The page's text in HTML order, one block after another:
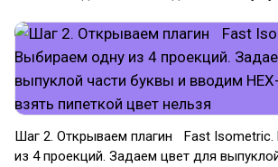
Шаг 2. Открываем плагин Fast
из 4 проекций. Задаем цвет для